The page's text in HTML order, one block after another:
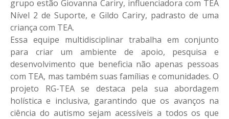
grupo estão Giovanna Cariry, influenciadora com TEA
Nível 2 de Suporte, e Gildo Cariry, padrasto de uma
criança com TEA.
Essa equipe multidisciplinar trabalha em conjunto
para criar um ambiente de apoio, pesquisa e
desenvolvimento que beneficia não apenas pessoas
com TEA, mas também suas famílias e comunidades. O
projeto RG-TEA se destaca pela sua abordagem
holística e inclusiva, garantindo que os avanços na
ciência do autismo sejam acessíveis a todos os que